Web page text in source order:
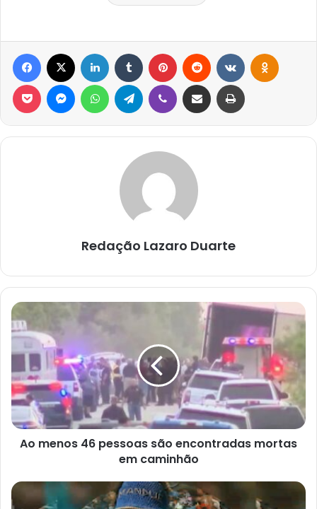
Facebook Linkedin Tumblr Pinterest Reddit
Pocket MessengerWhatsAppTelegram Viber Compartilhar via e-mail Imprimir
Redação Lazaro Duarte
Ao
menos
46
pessoas
encontradas
mortas
em
caminhão
Ao menos 46 pessoas são encontradas mortas
em caminhão
MANDUÊ
ARTISTA